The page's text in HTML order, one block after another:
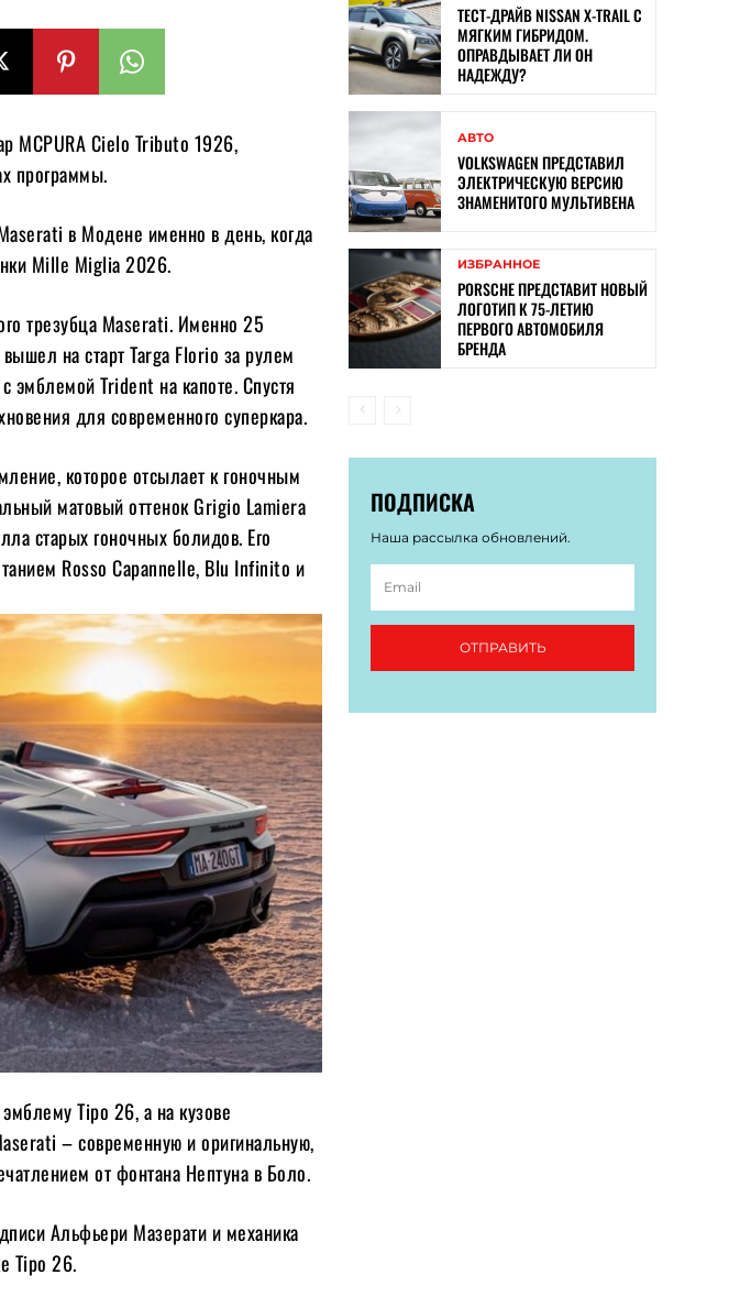
MCPURA Cielo Tributo 1926,
программы.
в Модене именно в день, когда
Mille Miglia 2026.
трезубца Maserati. Именно 25
на старт Targa Florio за рулем
эмблемой Trident на капоте. Спустя
для современного суперкара.
которое отсылает к гоночным
матовый оттенок Grigio Lamiera
старых гоночных болидов. Его
Rosso Capannelle, Blu Infinito и
Tipo 26, а на кузове
– современную и оригинальную,
от фонтана Нептуна в Боло.
Альфьери Мазерати и механика
Tipo 26.
ТЕСТ-ДРАЙВ NISSAN X-TRAIL С
МЯГКИМ ГИБРИДОМ.
ОПРАВДЫВАЕТ ЛИ ОН
НАДЕЖДУ?
АВТО
VOLKSWAGEN ПРЕДСТАВИЛ
ЭЛЕКТРИЧЕСКУЮ ВЕРСИЮ
ЗНАМЕНИТОГО МУЛЬТИВЕНА
ИЗБРАННОЕ
PORSCHE ПРЕДСТАВИТ НОВЫЙ
ЛОГОТИП К 75-ЛЕТИЮ
ПЕРВОГО АВТОМОБИЛЯ
БРЕНДА
ПОДПИСКА
Наша рассылка обновлений.
ОТПРАВИТЬ